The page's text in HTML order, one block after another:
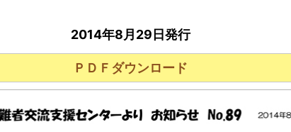
2014年8月29日発行
ＰＤＦダウンロード